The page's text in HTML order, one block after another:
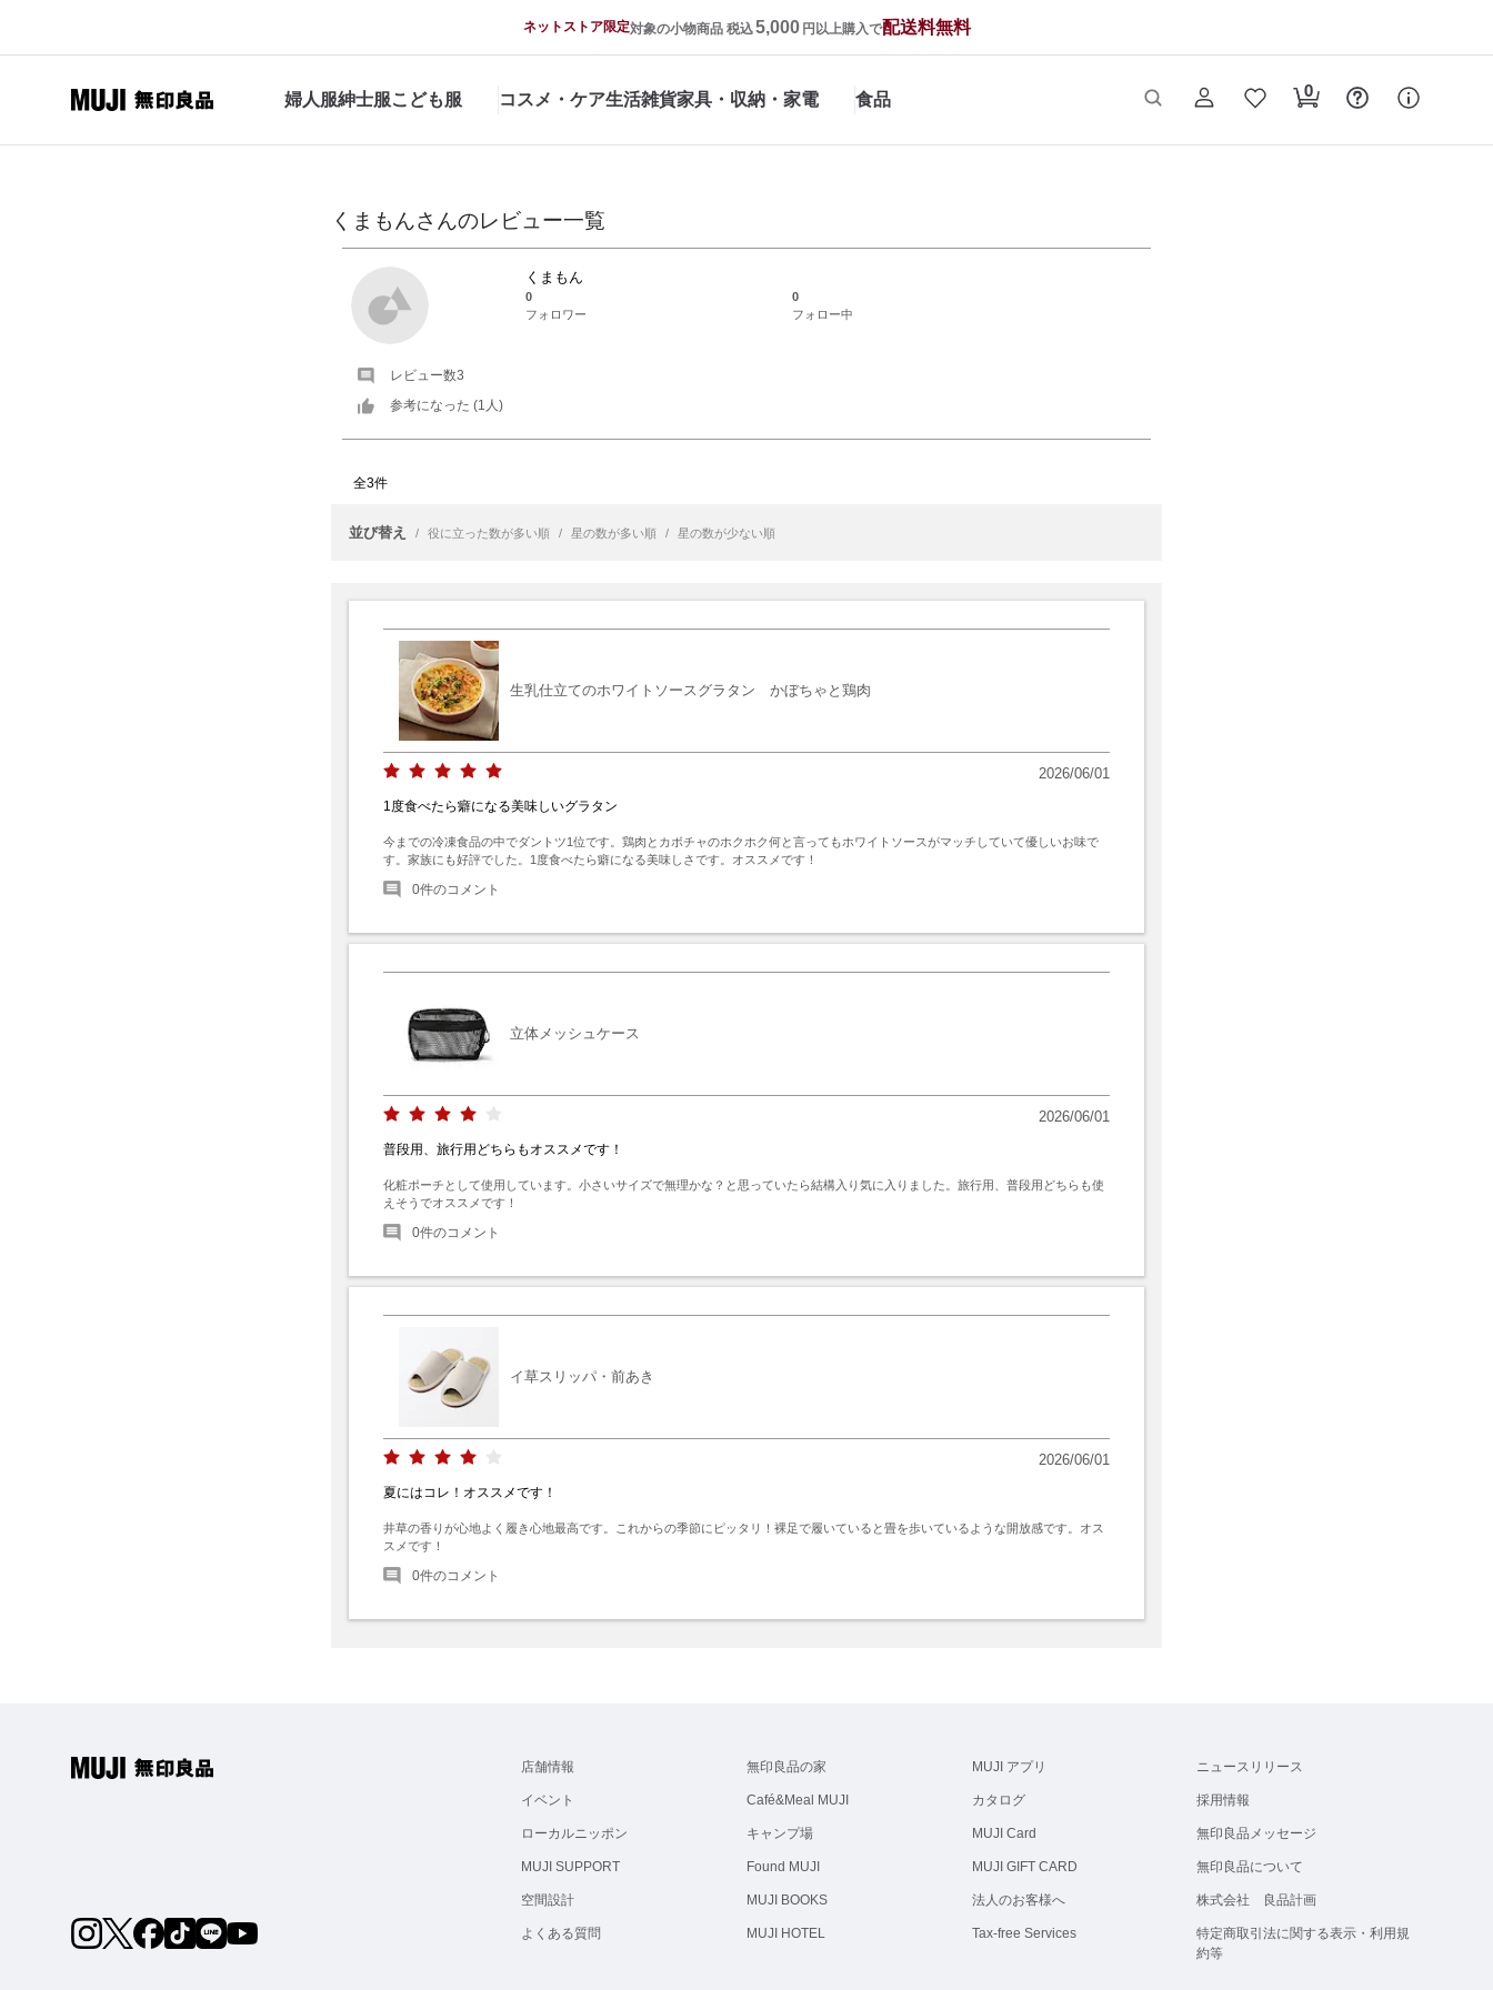
ネットストア限定対象の小物商品 税込5,000 円以上購入で配送料無料
婦人服紳士服こども服 コスメ・ケア生活雑貨家具・収納・家電 食品
くまもんさんのレビュー一覧
くまもん
0
0
フォロワー
フォロー中
レビュー数3
参考になった (1 人)
全3件
並び替え / 役に立った数が多い順 / 星の数が多い順 / 星の数が少ない順
生乳仕立てのホワイトソースグラタン かぼちゃと鶏肉
2026/06/01
1度食べたら癖になる美味しいグラタン
今までの冷凍食品の中でダントツ1位です。鶏肉とカボチャのホクホク何と言ってもホワイトソースがマッチしていて優しいお味で
す。家族にも好評でした。1度食べたら癖になる美味しさです。オススメです！
0件のコメント
立体メッシュケース
2026/06/01
普段用、旅行用どちらもオススメです！
化粧ポーチとして使用しています。小さいサイズで無理かな？と思っていたら結構入り気に入りました。旅行用、普段用どちらも使
えそうでオススメです！
0件のコメント
イ草スリッパ・前あき
2026/06/01
夏にはコレ！オススメです！
井草の香りが心地よく履き心地最高です。これからの季節にピッタリ！裸足で履いていると畳を歩いているような開放感です。オス
スメです！
0件のコメント
店舗情報
イベント
ローカルニッポン
MUJI SUPPORT
空間設計
よくある質問
無印良品の家
Café&Meal MUJI
キャンプ場
Found MUJI
MUJI BOOKS
MUJI HOTEL
MUJI アプリ
カタログ
MUJI Card
MUJI GIFT CARD
法人のお客様へ
Tax-free Services
ニュースリリース
採用情報
無印良品メッセージ
無印良品について
株式会社 良品計画
特定商取引法に関する表示・利用規
約等